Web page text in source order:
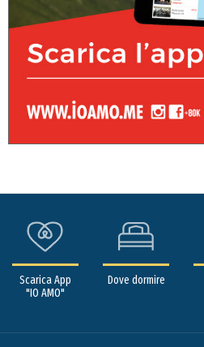
Scarica App
"IO AMO"
Dove dormire